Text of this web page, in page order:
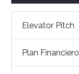
Elevator Pitch
Plan